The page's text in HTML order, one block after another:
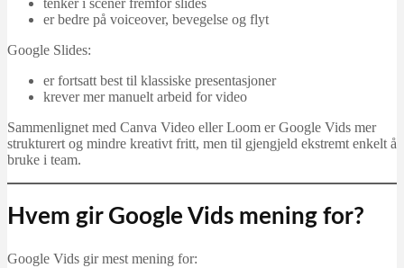
er bedre på voiceover, bevegelse og flyt
Google Slides:
er fortsatt best til klassiske presentasjoner
krever mer manuelt arbeid for video
Sammenlignet med Canva Video eller Loom er Google Vids mer
strukturert og mindre kreativt fritt, men til gjengjeld ekstremt enkelt å
bruke i team.
Hvem gir Google Vids mening for?
Google Vids gir mest mening for: